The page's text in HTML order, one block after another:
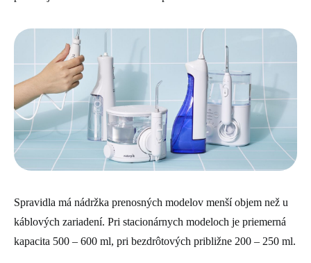
Spravidla má nádržka prenosných modelov menší objem než u
káblových zariadení. Pri stacionárnych modeloch je priemerná
kapacita 500 – 600 ml, pri bezdrôtových približne 200 – 250 ml.